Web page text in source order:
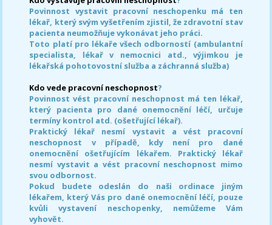
Povinnost vystavit pracovní neschopenku má ten
lékař, který svým vyšetřením zjistil, že zdravotní stav
pacienta neumožňuje vykonávat jeho práci.
Toto platí pro lékaře všech odborností (ambulantní
specialista, lékař v nemocnici atd., výjimkou je
lékařská pohotovostní služba a záchranná služba)
Kdo vede pracovní neschopnost?
Povinnost vést pracovní neschopnost má ten lékař,
který pacienta pro dané onemocnění léčí, určuje
termíny kontrol atd. (ošetřující lékař).
Praktický lékař nesmí vystavit a vést pracovní
neschopnost v případě, kdy není pro dané
onemocnění ošetřujícím lékařem. Praktický lékař
nesmí vystavit a vést pracovní neschopnost mimo
svou odbornost.
Pokud budete odeslán do naši ordinace jiným
lékařem, který Vás pro dané onemocnění léčí, pouze
kvůli vystavení neschopenky, nemůžeme Vám
vyhovět.